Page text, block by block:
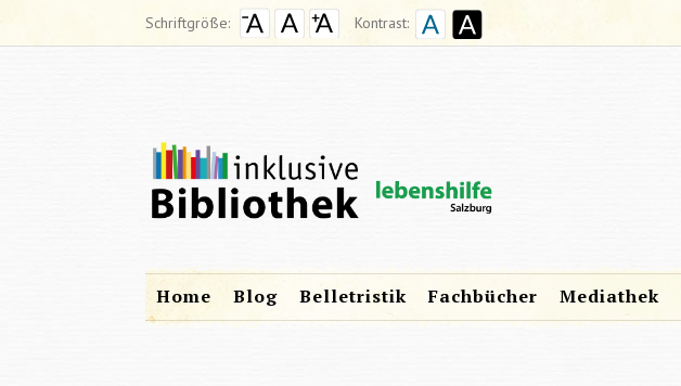
Schriftgröße: Kontrast:
Home Blog Belletristik Fachbücher Mediathek